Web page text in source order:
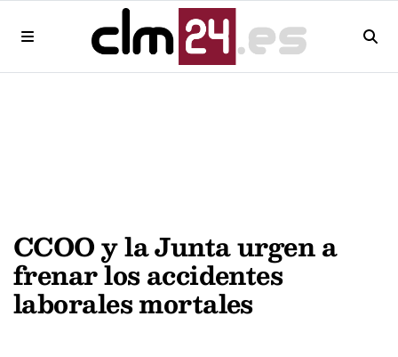
CCOO y la Junta urgen a
frenar los accidentes
laborales mortales